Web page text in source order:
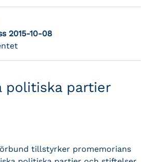
2015-10-08
politiska partier
tillstyrker promemorians